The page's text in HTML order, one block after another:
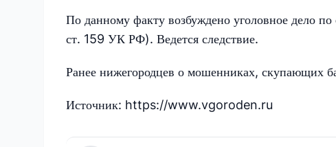
По данному факту возбуждено уголовное дело
ст. 159 УК РФ). Ведется следствие.
Ранее нижегородцев о мошенниках, скупающих
Источник: https://www.vgoroden.ru